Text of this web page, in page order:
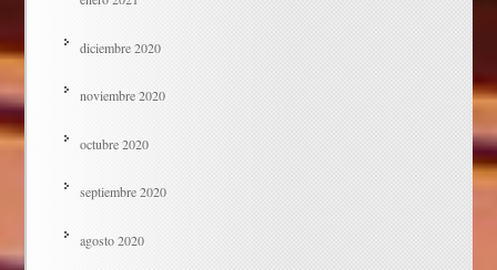
diciembre 2020
noviembre 2020
octubre 2020
septiembre 2020
agosto 2020